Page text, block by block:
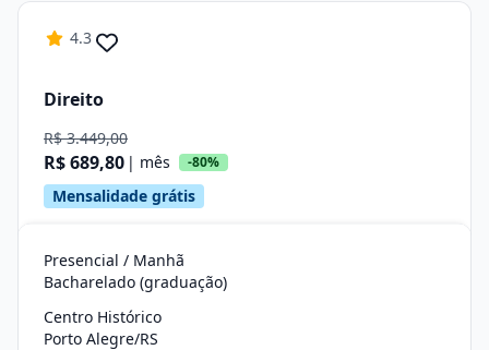
4.3
Direito
R$ 3.449,00
R$ 689,80 | mês -80%
Mensalidade grátis
Presencial / Manhã
Bacharelado (graduação)
Centro Histórico
Porto Alegre/RS